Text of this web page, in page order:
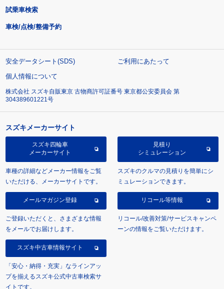
試乗車検索
車検/点検/整備予約
安全データシート(SDS)
ご利用にあたって
個人情報について
株式会社 スズキ自販東京 古物商許可証番号 東京都公安委員会 第
304389601221号
スズキメーカーサイト
スズキ四輪車
メーカーサイト
車種の詳細などメーカー情報をご覧
いただける、メーカーサイトです。
見積り
シミュレーション
スズキのクルマの見積りを簡単にシ
ミュレーションできます。
メールマガジン登録
ご登録いただくと、さまざまな情報
をメールでお届けします。
リコール等情報
リコール/改善対策/サービスキャンペ
ーンの情報をご覧いただけます。
スズキ中古車情報サイト
「安心・納得・充実」なラインアッ
プを揃えるスズキ公式中古車検索サ
イトです。